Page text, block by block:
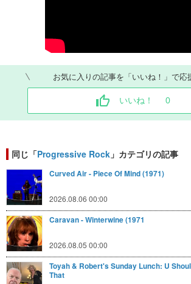
お気に入りの記事を「いいね！」で応
いいね！ 0
同じ「Progressive Rock 」カテゴリの記事
Curved Air - Piece Of Mind (1971)
2026.08.06 00:00
Caravan - Winterwine (1971
2026.08.05 00:00
Toyah & Robert's Sunday Lunch: U
That